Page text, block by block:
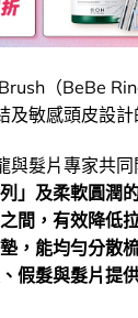
（BeBe
及敏感頭皮設
與髮片專家共同
」及柔軟圓潤
間，有效降低
，能均勻分散
假髮與髮片提